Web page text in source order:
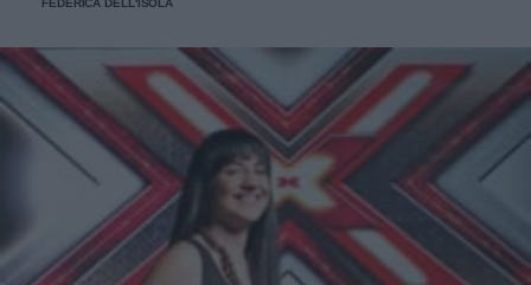
milioni di dollari. Eppure, ormai anche la cantante
fisico. Ieri sera, infatti, durante lo show tenuto dalla Lopez
e dal marito Marc Anthony a Porto Rico, la star di
"Waiting for tonight" è stata tradita da uno dei vestiti di
scena che ne ha evidenziato le gambe coperte da cellulite e
non più toniche come un tempo. Certo è che a quarantuno
anni e dopo aver avuto due gemelli da poco tempo, la
Lopez è sicuramente in una forma invidiabile e nulla le si
può rimproverare se inizia a vedersi qualche segnale del
tempo che passa. Quello che viene da chiedersi è se,
FEDERICA DELL'ISOLA